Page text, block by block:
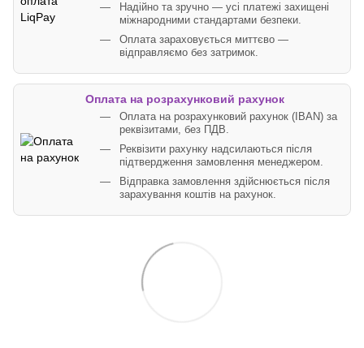
Надійно та зручно — усі платежі захищені
міжнародними стандартами безпеки.
Оплата зараховується миттєво —
відправляємо без затримок.
Оплата на розрахунковий рахунок
Оплата на розрахунковий рахунок (IBAN) за
реквізитами, без ПДВ.
Реквізити рахунку надсилаються після
підтвердження замовлення менеджером.
Відправка замовлення здійснюється після
зарахування коштів на рахунок.